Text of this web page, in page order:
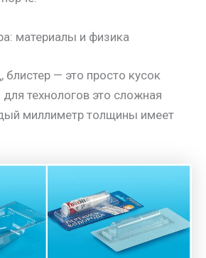
материалы и физика
блистер — это просто кусок
технологов это сложная
миллиметр толщины имеет